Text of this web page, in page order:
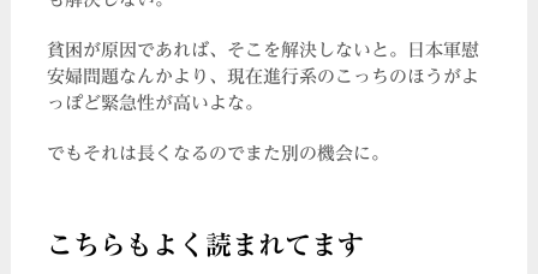
貧困が原因であれば、そこを解決しないと。日本軍慰
安婦問題なんかより、現在進行系のこっちのほうがよ
っぽど緊急性が高いよな。
でもそれは長くなるのでまた別の機会に。
こちらもよく読まれてます